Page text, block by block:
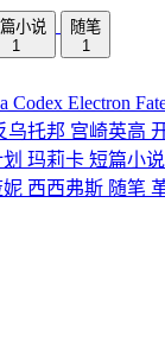
小说
1
随笔
1
Codex Electron
乌托邦 宫崎英高
玛莉卡 短篇小说
妮 西西弗斯 随笔